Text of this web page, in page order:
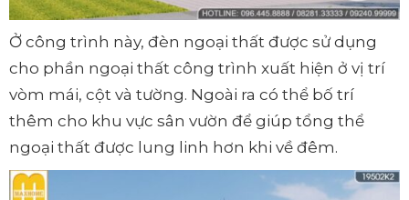
Ở công trình này, đèn ngoại thất được sử dụng
cho phần ngoại thất công trình xuất hiện ở vị trí
vòm mái, cột và tường. Ngoài ra có thể bố trí
thêm cho khu vực sân vườn để giúp tổng thể
ngoại thất được lung linh hơn khi về đêm.